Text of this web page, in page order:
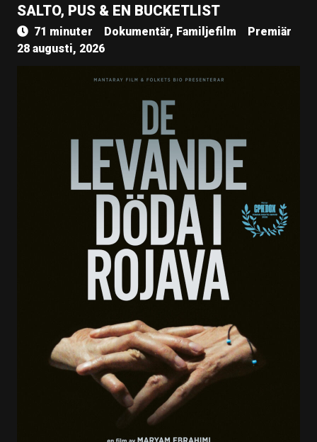
SALTO, PUS & EN BUCKETLIST
71 minuter Dokumentär, Familjefilm
Premiär
28 augusti, 2026